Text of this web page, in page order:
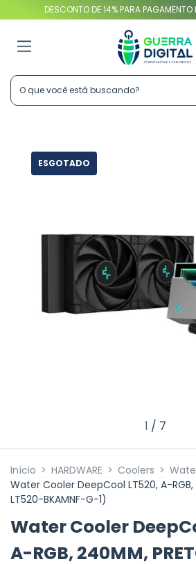
DESCONTO DE 14% PARA PAGAMENTO
ESGOTADO
1 / 7
Início > HARDWARE > Coolers >
Water Cooler DeepCool LT520, A-RGB,
LT520-BKAMNF-G-1)
Water Cooler
A-RGB, 240MM,